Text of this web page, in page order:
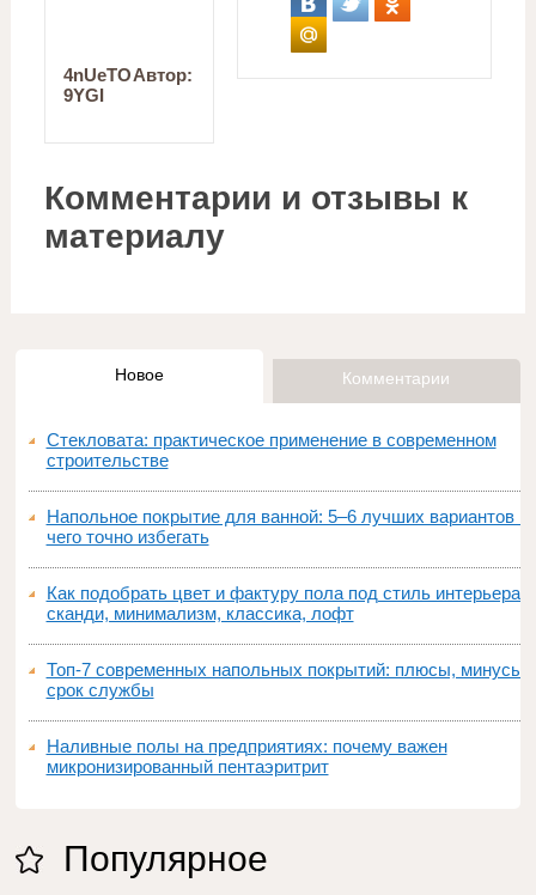
Автор:
4nUeTO
9YGI
Комментарии и отзывы к
материалу
Новое Комментарии
Стекловата: практическое применение в современном
строительстве
Напольное покрытие для ванной: 5–6 лучших вариантов и
чего точно избегать
Как подобрать цвет и фактуру пола под стиль интерьера:
сканди, минимализм, классика, лофт
Топ‑7 современных напольных покрытий: плюсы, минусы,
срок службы
Наливные полы на предприятиях: почему важен
микронизированный пентаэритрит
Популярное